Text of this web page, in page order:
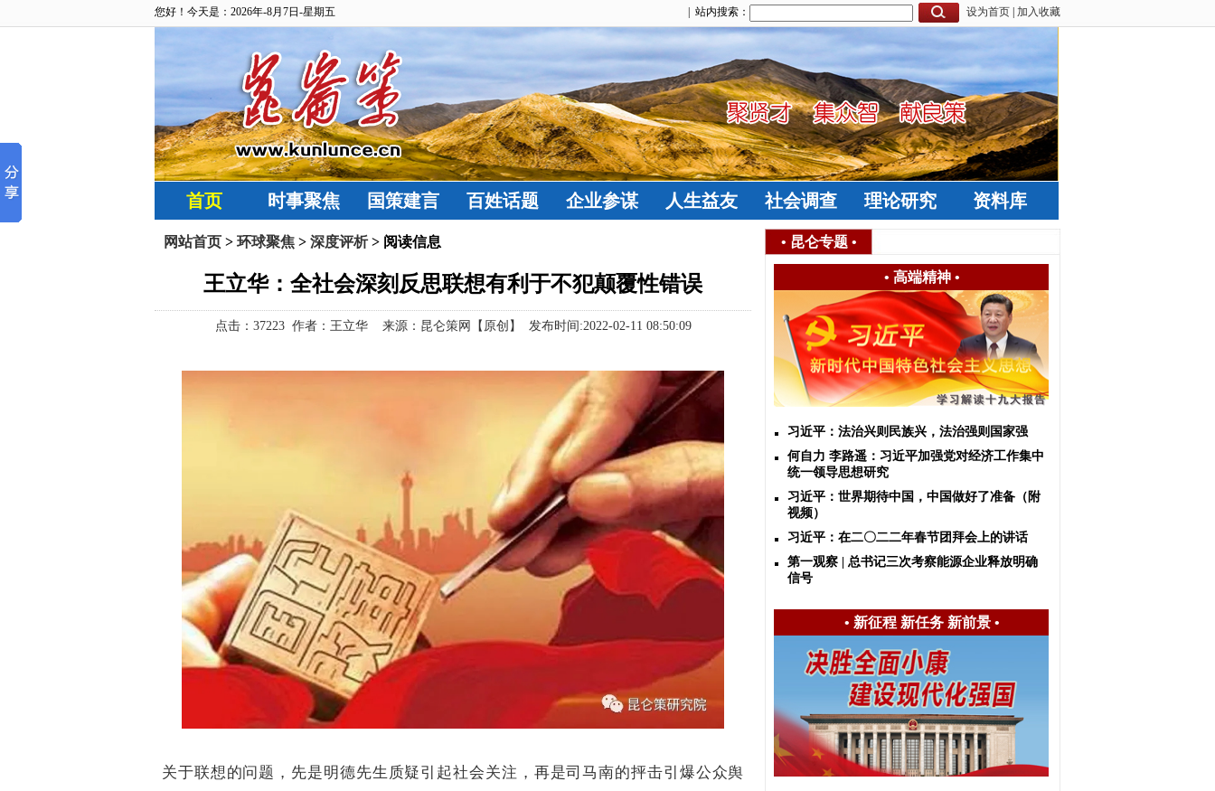
您好！今天是：2026年-8月7日-星期五 设为首页 加入收藏
| 站内搜索：
首页 时事聚焦 国策建言 百姓话题 企业参谋 人生益友 社会调查 理论研究 资料库
网站首页 > 环球聚焦 > 深度评析> 阅读信息
王立华：全社会深刻反思联想有利于不犯颠覆性错误
点击： 37223 作者：王立华 来源：昆仑策网【原创】 发布时间:2022-02-11 08:50:09
关于联想的问题，先是明德先生质疑引起社会关注，再是司马南的抨击引爆公众舆
• 昆仑专题 •
• 高端精神•
习近平：法治兴则民族兴，法治强则国家强
何自力 李路遥：习近平加强党对经济工作集中
统一领导思想研究
习近平：世界期待中国，中国做好了准备（附
视频）
习近平：在二〇二二年春节团拜会上的讲话
第一观察 | 总书记三次考察能源企业释放明确
信号
• 新征程 新任务 新前景•